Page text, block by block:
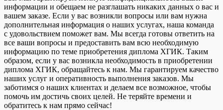
информации и обещаем не разглашать никаких данных о вас и
вашем заказе. Если у вас возникли вопросы или вам нужна
дополнительная информация о наших услугах, наша команда
с удовольствием поможет вам. Мы всегда готовы ответить на
все ваши вопросы и предоставить вам всю необходимую
информацию по теме приобретения диплома ХГИК. Таким
образом, если у вас возникла необходимость в приобретении
диплома ХГИК, обращайтесь к нам. Мы гарантируем качество
наших услуг и оперативность выполнения заказов. Мы
заботимся о наших клиентах и делаем все возможное, чтобы
помочь им достичь своих целей. Не теряйте времени и
обратитесь к нам прямо сейчас!